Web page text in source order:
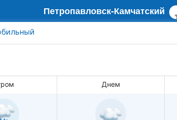
Петропавловск-Камчатский
Днем